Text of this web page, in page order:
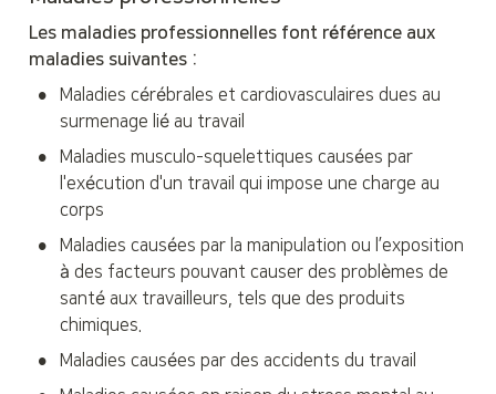
Les maladies professionnelles font référence aux
maladies suivantes :
•
Maladies cérébrales et cardiovasculaires dues au
surmenage lié au travail
•
Maladies musculo-squelettiques causées par
l'exécution d'un travail qui impose une charge au
corps
•
Maladies causées par la manipulation ou l’exposition
à des facteurs pouvant causer des problèmes de
santé aux travailleurs, tels que des produits
chimiques.
• Maladies causées par des accidents du travail